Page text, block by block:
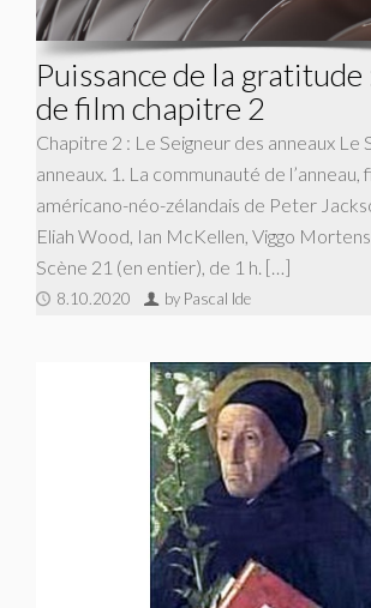
Puissance de la gratitude
de film chapitre 2
Chapitre 2 : Le Seigneur des anneaux Le
anneaux. 1. La communauté de
américano-néo-zélandais de Peter
Eliah Wood, Ian McKellen, Viggo
Scène 21 (en entier), de 1 h. […]
8.10.2020 by Pascal Ide